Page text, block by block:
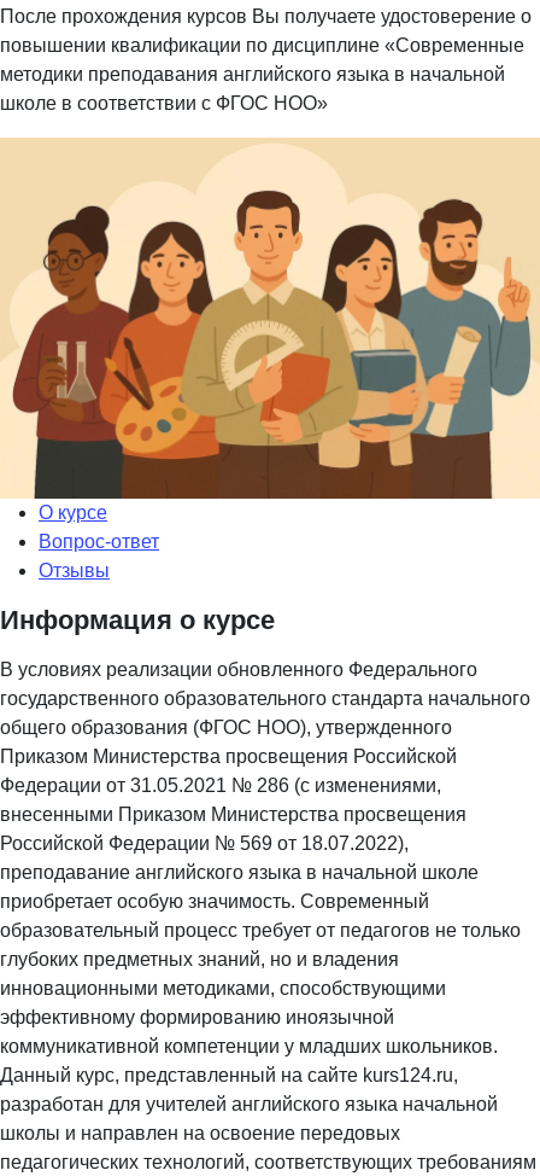
После прохождения курсов Вы получаете удостоверение о
повышении квалификации по дисциплине «Современные
методики преподавания английского языка в начальной
школе в соответствии с ФГОС НОО»
О курсе
Вопрос-ответ
Отзывы
Информация о курсе
В условиях реализации обновленного Федерального
государственного образовательного стандарта начального
общего образования (ФГОС НОО), утвержденного
Приказом Министерства просвещения Российской
Федерации от 31.05.2021 № 286 (с изменениями,
внесенными Приказом Министерства просвещения
Российской Федерации № 569 от 18.07.2022),
преподавание английского языка в начальной школе
приобретает особую значимость. Современный
образовательный процесс требует от педагогов не только
глубоких предметных знаний, но и владения
инновационными методиками, способствующими
эффективному формированию иноязычной
коммуникативной компетенции у младших школьников.
Данный курс, представленный на сайте kurs124.ru,
разработан для учителей английского языка начальной
школы и направлен на освоение передовых
педагогических технологий, соответствующих требованиям